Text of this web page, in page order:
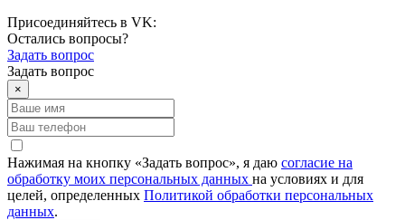
Присоединяйтесь в VK:
Остались вопросы?
Задать вопрос
Задать вопрос
×
Нажимая на кнопку «Задать вопрос», я даю согласие на
обработку моих персональных данных на условиях и для
целей, определенных Политикой обработки персональных
данных.